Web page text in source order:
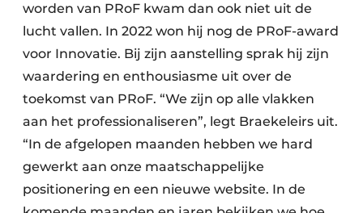
worden van PRoF kwam dan ook niet uit de
lucht vallen. In 2022 won hij nog de PRoF-award
voor Innovatie. Bij zijn aanstelling sprak hij zijn
waardering en enthousiasme uit over de
toekomst van PRoF. “We zijn op alle vlakken
aan het professionaliseren”, legt Braekeleirs uit.
“In de afgelopen maanden hebben we hard
gewerkt aan onze maatschappelijke
positionering en een nieuwe website. In de